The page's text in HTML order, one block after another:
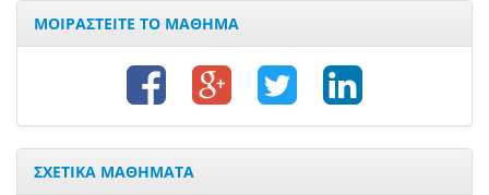
ΜΟΙΡΑΣΤΕΙΤΕ ΤΟ ΜΑΘΗΜΑ
ΣΧΕΤΙΚΑ ΜΑΘΗΜΑΤΑ